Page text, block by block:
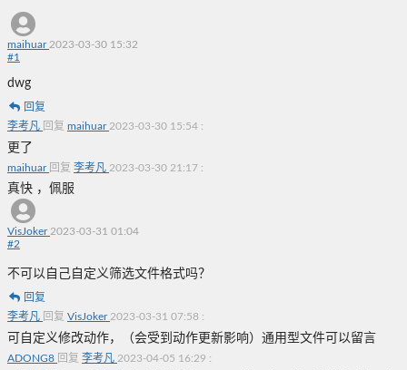
maihuar2023-03-30 15:32
#1
dwg
回复
李考凡 回复 maihuar 2023-03-30 15:54 :
更了
maihuar 回复 李考凡 2023-03-30 21:17 :
真快 ，佩服
VisJoker 2023-03-31 01:04
#2
不可以自己自定义筛选文件格式吗？
回复
李考凡 回复 VisJoker 2023-03-31 07:58 :
可自定义修改动作，（会受到动作更新影响）通用型文件可以留言
ADONG8 回复 李考凡 2023-04-05 16:29 :